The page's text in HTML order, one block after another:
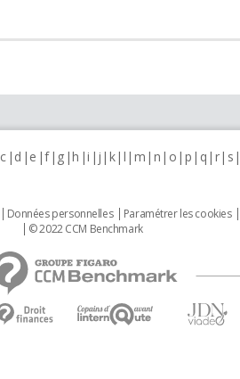
c d e f g h i j k l m n o p q r s
Données personnelles Paramétrer les cookies
© 2022 CCM Benchmark